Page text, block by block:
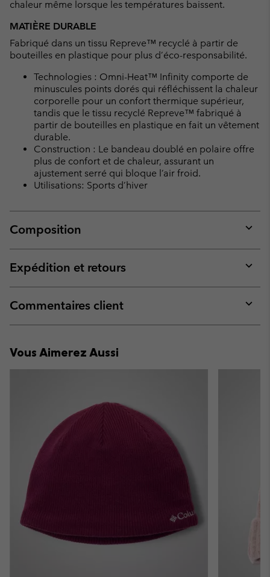
chaleur même lorsque les températures baissent.
MATIÈRE DURABLE
Fabriqué dans un tissu Repreve™ recyclé à partir de
bouteilles en plastique pour plus d’éco-responsabilité.
Technologies : Omni-Heat™ Infinity comporte de
minuscules points dorés qui réfléchissent la chaleur
corporelle pour un confort thermique supérieur,
tandis que le tissu recyclé Repreve™ fabriqué à
partir de bouteilles en plastique en fait un vêtement
durable.
Construction : Le bandeau doublé en polaire offre
plus de confort et de chaleur, assurant un
ajustement serré qui bloque l’air froid.
Utilisations: Sports d’hiver
Composition
or
Expédition et retours
or
Commentaires client
or
Vous Aimerez Aussi